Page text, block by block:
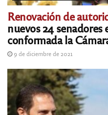
Renovación de
nuevos 24 senadores
conformada la
9 de diciembre de 2021